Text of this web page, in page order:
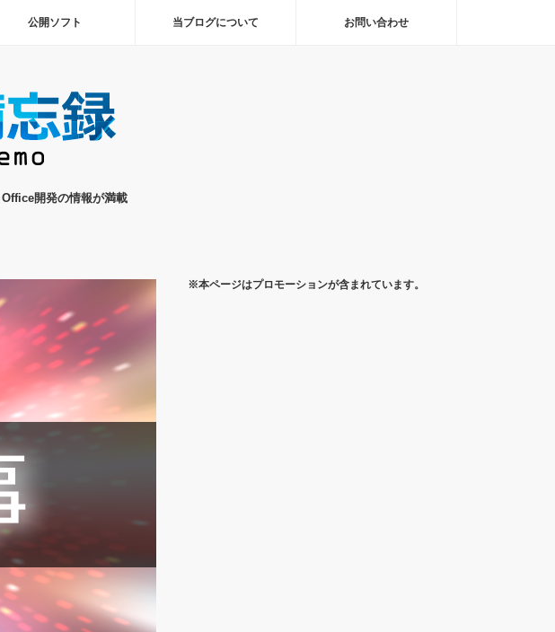
公開ソフト 当ブログについて お問い合わせ
開発の情報が満載
※本ページはプロモーションが含まれています。